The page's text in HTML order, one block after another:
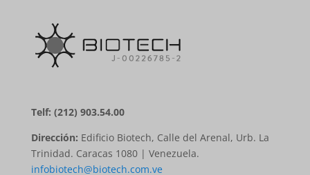
Telf: (212) 903.54.00
Dirección: Edificio Biotech, Calle del Arenal, Urb. La
Trinidad. Caracas 1080 | Venezuela.
infobiotech@biotech.com.ve